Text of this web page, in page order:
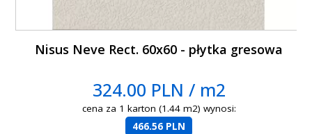
Nisus Neve Rect. 60x60 - płytka gresowa
324.00 PLN / m2
cena za 1 karton (1.44 m2) wynosi:
466.56 PLN